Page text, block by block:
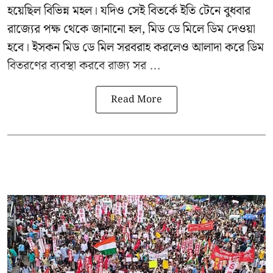
হয়েছিল বিভিন্ন মহল। যদিও সেই বিতর্কে ইতি টেনে বুধবার
রাজ্যের পক্ষ থেকে জানানো হল, মিড ডে মিলে ডিম দেওয়া
হবে। ইসকন মিড ডে মিল সরবরাহ করলেও আলাদা করে ডিম
বিতরণের ব্যবস্থা করবে রাজ্য সর ...
Read More